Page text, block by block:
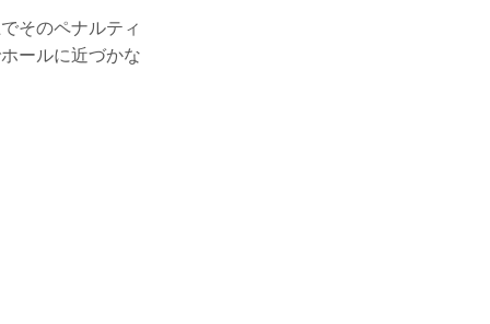
そのペナルティ
ールに近づかな